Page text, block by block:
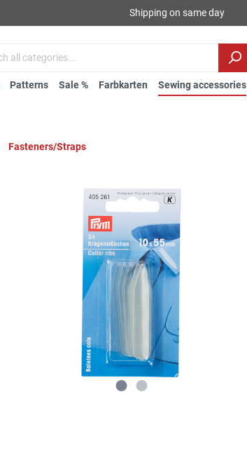
Shipping on same day
Patterns Sale % Farbkarten Sewing accessories
Fasteners/Straps